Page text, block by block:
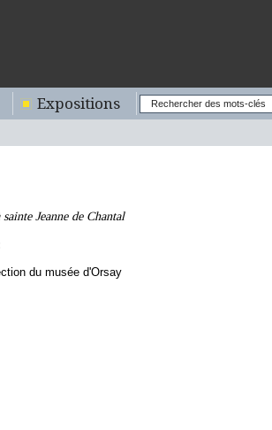
Expositions
Jeanne de Chantal
du musée d'Orsay